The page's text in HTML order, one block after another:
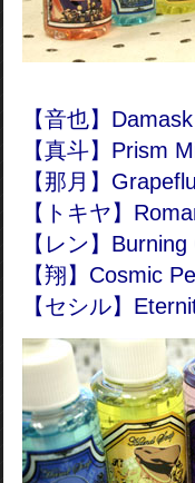
【音也】
【真斗】Prism
【那月】
【トキヤ】
【レン】
【翔】Cosmic
【セシル】